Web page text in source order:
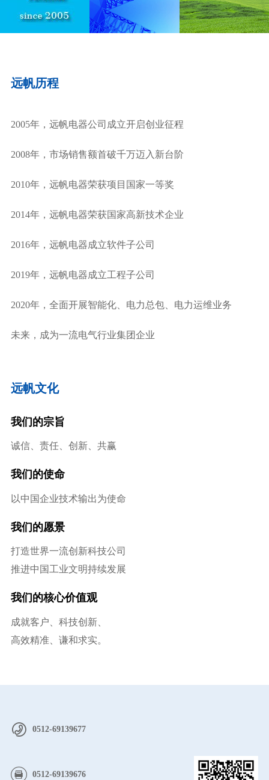
远帆历程
2005年，远帆电器公司成立开启创业征程
2008年，市场销售额首破千万迈入新台阶
2010年，远帆电器荣获项目国家一等奖
2014年，远帆电器荣获国家高新技术企业
2016年，远帆电器成立软件子公司
2019年，远帆电器成立工程子公司
2020年，全面开展智能化、电力总包、电力运维业务
未来，成为一流电气行业集团企业
远帆文化
我们的宗旨
诚信、责任、创新、共赢
我们的使命
以中国企业技术输出为使命
我们的愿景
打造世界一流创新科技公司
推进中国工业文明持续发展
我们的核心价值观
成就客户、科技创新、
高效精准、谦和求实。
0512-69139677
0512-69139676